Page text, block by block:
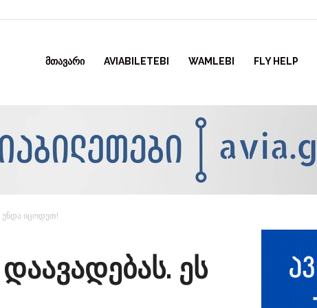
ᲛᲗᲐᲕᲐᲠᲘ AVIABILETEBI WAMLEBI FLY HELP
უნდა იცოდეთ!
ეს